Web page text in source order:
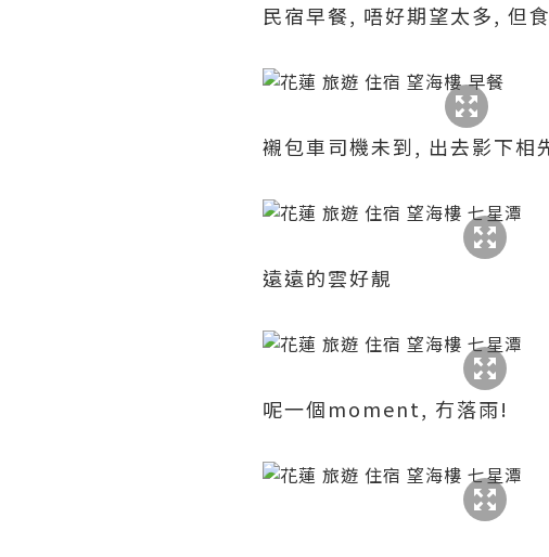
民宿早餐, 唔好期望太多, 但
襯包車司機未到, 出去影下相
遠遠的雲好靚
呢一個moment, 冇落雨!